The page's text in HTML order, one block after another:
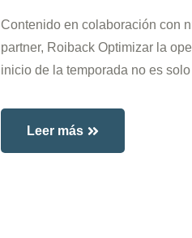
Contenido en colaboración con
partner, Roiback Optimizar la
inicio de la temporada no es
Leer más